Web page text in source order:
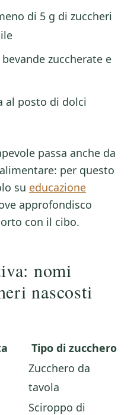
di 5 g di zuccheri
zuccherate e
al posto di dolci
passa anche da
per questo
su educazione
approfondisco
con il cibo.
nomi
nascosti
Tipo di zucchero
Zucchero da
tavola
Sciroppo di